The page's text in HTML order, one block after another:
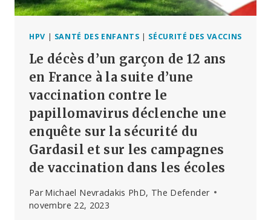
MERCK
JUSTICE.
HPV | SANTÉ DES ENFANTS | SÉCURITÉ DES VACCINS
Le décès d’un garçon de 12 ans
en France à la suite d’une
vaccination contre le
papillomavirus déclenche une
enquête sur la sécurité du
Gardasil et sur les campagnes
de vaccination dans les écoles
Par Michael Nevradakis PhD, The Defender
novembre 22, 2023